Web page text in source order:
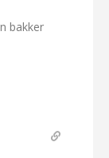
bakker